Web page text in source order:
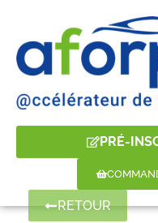
PRÉ-
RETOUR